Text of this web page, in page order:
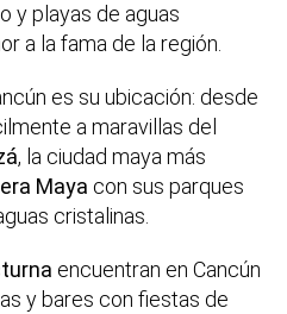
y playas de aguas
a la fama de la región.
es su ubicación: desde
a maravillas del
, la ciudad maya más
Maya con sus parques
cristalinas.
encuentran en Cancún
y bares con fiestas de